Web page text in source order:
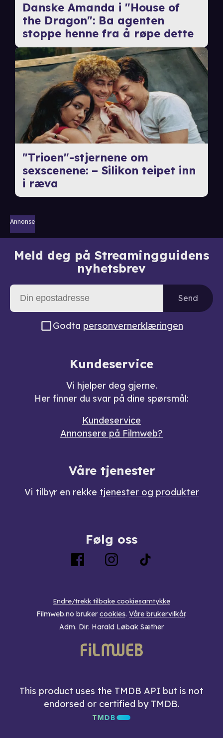
Danske Amanda i "House of
the Dragon": Ba agenten
stoppe henne fra å røpe dette
"Trioen"-stjernene om
sexscenene: – Silikon teipet inn
i ræva
Annonse
Meld deg på Streamingguidens
nyhetsbrev
Send
Godta personvernerklæringen
Kundeservice
Vi hjelper deg gjerne.
Her finner du svar på dine spørsmål:
Kundeservice
Annonsere på Filmweb?
Våre tjenester
Vi tilbyr en rekke tjenester og produkter
Følg oss
Endre/trekk tilbake cookiesamtykke
Filmweb.no bruker cookies. Våre brukervilkår.
Adm. Dir: Harald Løbak Sæther
This product uses the TMDB API but is not
endorsed or certified by TMDB.